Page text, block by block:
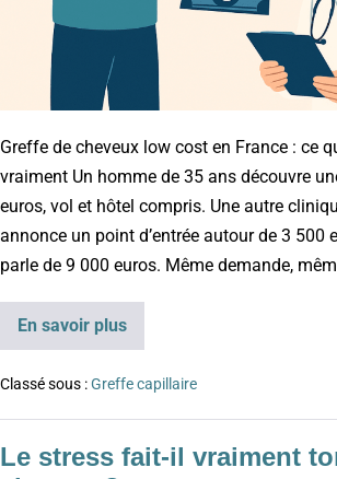
Greffe de cheveux low cost en France : ce
vraiment Un homme de 35 ans découvre
euros, vol et hôtel compris. Une autre
annonce un point d’entrée autour de 3 500
parle de 9 000 euros. Même demande,
En savoir plus
Classé sous :Greffe capillaire
Le stress fait-il vraiment